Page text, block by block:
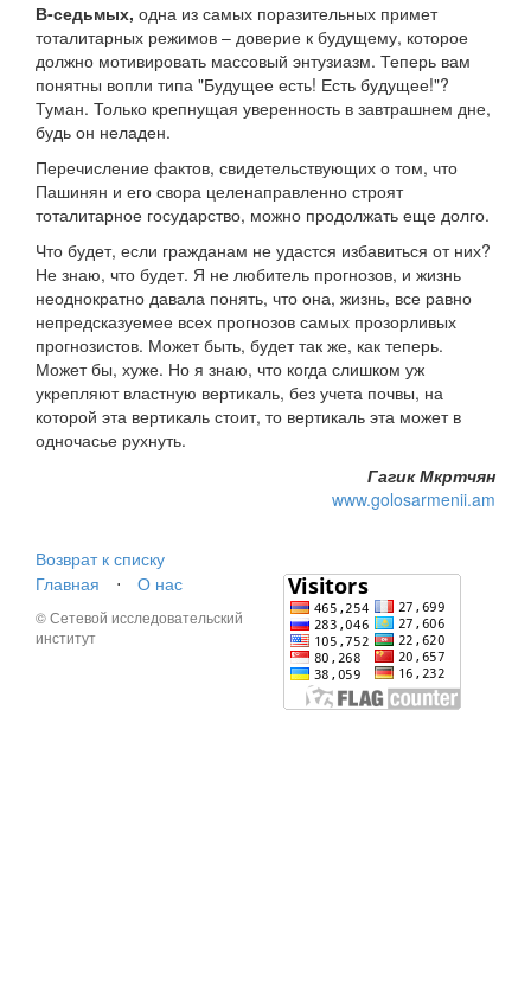
В-седьмых, одна из самых поразительных примет
тоталитарных режимов – доверие к будущему, которое
должно мотивировать массовый энтузиазм. Теперь вам
понятны вопли типа "Будущее есть! Есть будущее!"?
Туман. Только крепнущая уверенность в завтрашнем дне,
будь он неладен.
Перечисление фактов, свидетельствующих о том, что
Пашинян и его свора целенаправленно строят
тоталитарное государство, можно продолжать еще долго.
Что будет, если гражданам не удастся избавиться от них?
Не знаю, что будет. Я не любитель прогнозов, и жизнь
неоднократно давала понять, что она, жизнь, все равно
непредсказуемее всех прогнозов самых прозорливых
прогнозистов. Может быть, будет так же, как теперь.
Может бы, хуже. Но я знаю, что когда слишком уж
укрепляют властную вертикаль, без учета почвы, на
которой эта вертикаль стоит, то вертикаль эта может в
одночасье рухнуть.
Гагик Мкртчян
www.golosarmenii.am
Возврат к списку
Главная
⋅ О нас
© Сетевой исследовательский
институт